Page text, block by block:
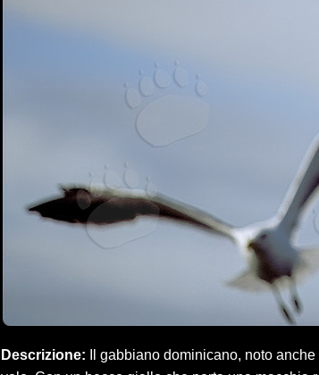
Descrizione: Il gabbiano dominicano, noto